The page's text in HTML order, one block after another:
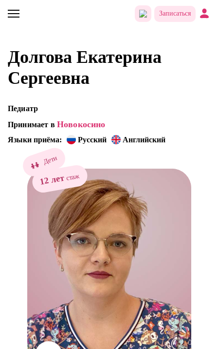
Записаться
Долгова Екатерина
Сергеевна
Педиатр
Принимает в Новокосино
Языки приёма: Русский Английский
Дети
12 летстаж